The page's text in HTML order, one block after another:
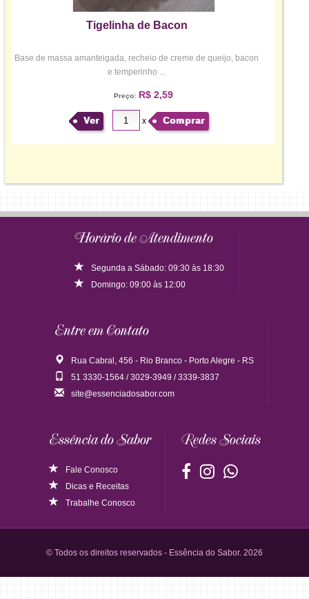
Tigelinha de Bacon
Base de massa amanteigada, recheio de creme de queijo, bacon
e temperinho ...
Preço:R$ 2,59
Ver x Comprar
Horário de Atendimento
Segunda a Sábado: 09:30 às 18:30
Domingo: 09:00 às 12:00
Entre em Contato
Rua Cabral, 456 - Rio Branco - Porto Alegre - RS
51 3330-1564 / 3029-3949 / 3339-3837
site@essenciadosabor.com
Essência do Sabor
Fale Conosco
Dicase Receitas
Trabalhe Conosco
Redes Sociais
© Todos os direitos reservados - Essência do Sabor. 2026